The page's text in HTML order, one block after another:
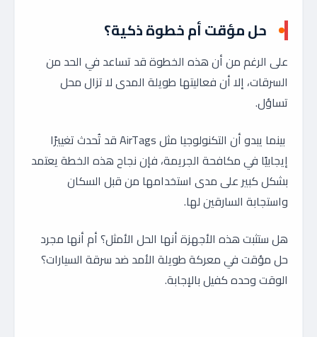
حل مؤقت أم خطوة ذكية؟
على الرغم من أن هذه الخطوة قد تساعد في الحد من
السرقات، إلا أن فعاليتها طويلة المدى لا تزال محل
تساؤل.
بينما يبدو أن التكنولوجيا مثل AirTags قد تُحدث تغييرًا
إيجابيًا في مكافحة الجريمة، فإن نجاح هذه الخطة يعتمد
بشكل كبير على مدى استخدامها من قبل السكان
واستجابة السارقين لها.
هل ستثبت هذه الأجهزة أنها الحل الأمثل؟ أم أنها مجرد
حل مؤقت في معركة طويلة الأمد ضد سرقة السيارات؟
الوقت وحده كفيل بالإجابة.